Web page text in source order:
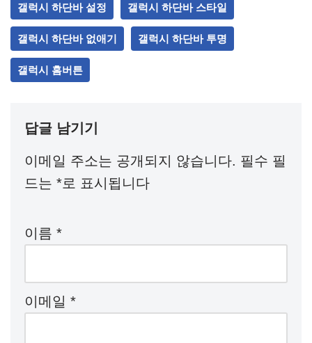
갤럭시 하단바 설정 갤럭시 하단바 스타일
갤럭시 하단바 없애기 갤럭시 하단바 투명
갤럭시 홈버튼
답글 남기기
이메일 주소는 공개되지 않습니다. 필수 필
드는 *로 표시됩니다
이름 *
이메일 *